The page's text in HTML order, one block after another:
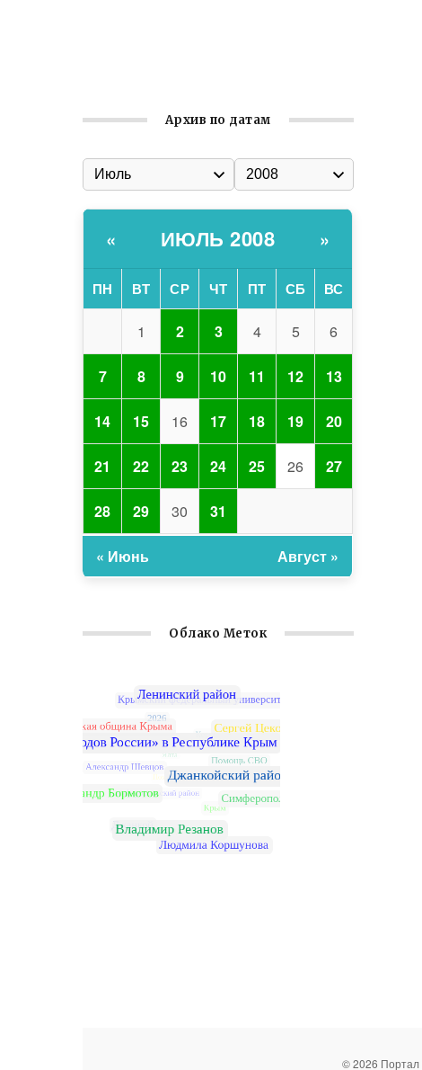
Архив по датам
« ИЮЛЬ 2008 »
ПН ВТ СР ЧТ ПТ СБ ВС
1 2 3 4 5 6
7 8 9 10 11 12 13
14 15 16 17 18 19 20
21 22 23 24 25 26 27
28 29 30 31
« Июнь Август »
Облако Меток
© 2026 Портал